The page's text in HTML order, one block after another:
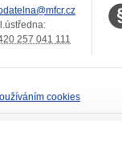
257 041 111
cookies